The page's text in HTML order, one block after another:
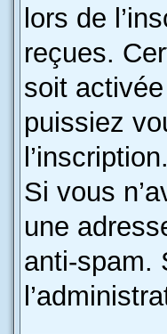
lors de
reçues.
soit
puissiez
Si vous
une
anti-spam.